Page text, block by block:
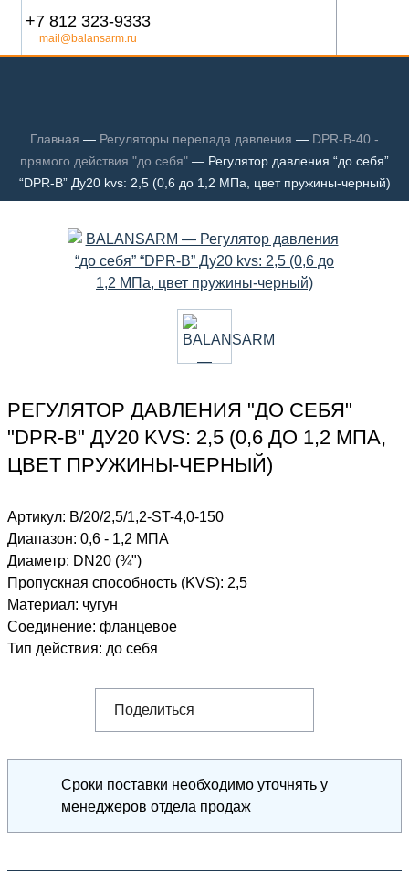
+7 812 323-9333
mail@balansarm.ru
Главная — Регуляторы перепада давления — DPR-B-40 -
прямого действия "до себя" — Регулятор давления “до себя”
“DPR-B” Ду20 kvs: 2,5 (0,6 до 1,2 МПа, цвет пружины-черный)
РЕГУЛЯТОР ДАВЛЕНИЯ "ДО СЕБЯ"
"DPR-B" ДУ20 KVS: 2,5 (0,6 ДО 1,2 МПА,
ЦВЕТ ПРУЖИНЫ-ЧЕРНЫЙ)
Артикул: B/20/2,5/1,2-ST-4,0-150
Диапазон: 0,6 - 1,2 МПА
Диаметр: DN20 (¾")
Пропускная способность (KVS): 2,5
Материал: чугун
Соединение: фланцевое
Тип действия: до себя
Поделиться
Сроки поставки необходимо уточнять у
менеджеров отдела продаж